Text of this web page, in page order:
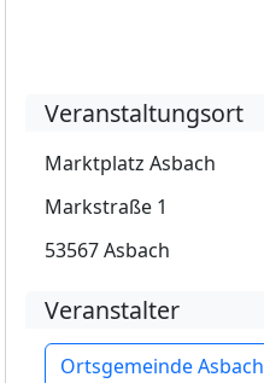
Veranstaltungsort
Marktplatz Asbach
Markstraße 1
53567 Asbach
Veranstalter
Ortsgemeinde Asbach